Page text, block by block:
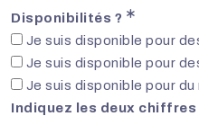
Disponibilités ?
Je suis disponible pour
Je suis disponible pour
Je suis disponible pour
Indiquez les deux